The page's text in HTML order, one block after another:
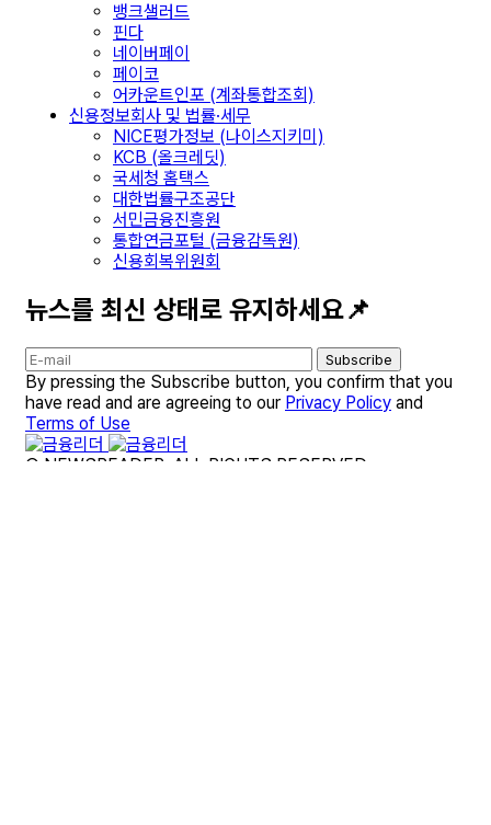
뱅크샐러드
핀다
네이버페이
페이코
어카운트인포 (계좌통합조회)
신용정보회사 및 법률·세무
NICE평가정보 (나이스지키미)
KCB (올크레딧)
국세청 홈택스
대한법률구조공단
서민금융진흥원
통합연금포털 (금융감독원)
신용회복위원회
뉴스를 최신 상태로 유지하세요📌
Subscribe
By pressing the Subscribe button, you confirm that you
have read and are agreeing to our Privacy Policy and
Terms of Use
© NEWSREADER. ALL RIGHTS RESERVED.